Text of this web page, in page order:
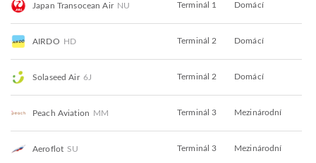
Japan Transocean Air NU Terminál 1 Domácí
AIRDO HD Terminál 2 Domácí
Solaseed Air 6J Terminál 2 Domácí
Peach Aviation MM Terminál 3 Mezinárodní
Aeroflot SU Terminál 3 Mezinárodní